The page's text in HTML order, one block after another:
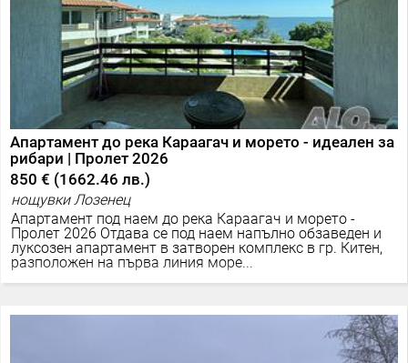
Апартамент до река Караагач и морето - идеален за
рибари | Пролет 2026
850 € (1662.46 лв.)
нощувки Лозенец
Апартамент под наем до река Караагач и морето -
Пролет 2026 Отдава се под наем напълно обзаведен и
луксозен апартамент в затворен комплекс в гр. Китен,
разположен на първа линия море...